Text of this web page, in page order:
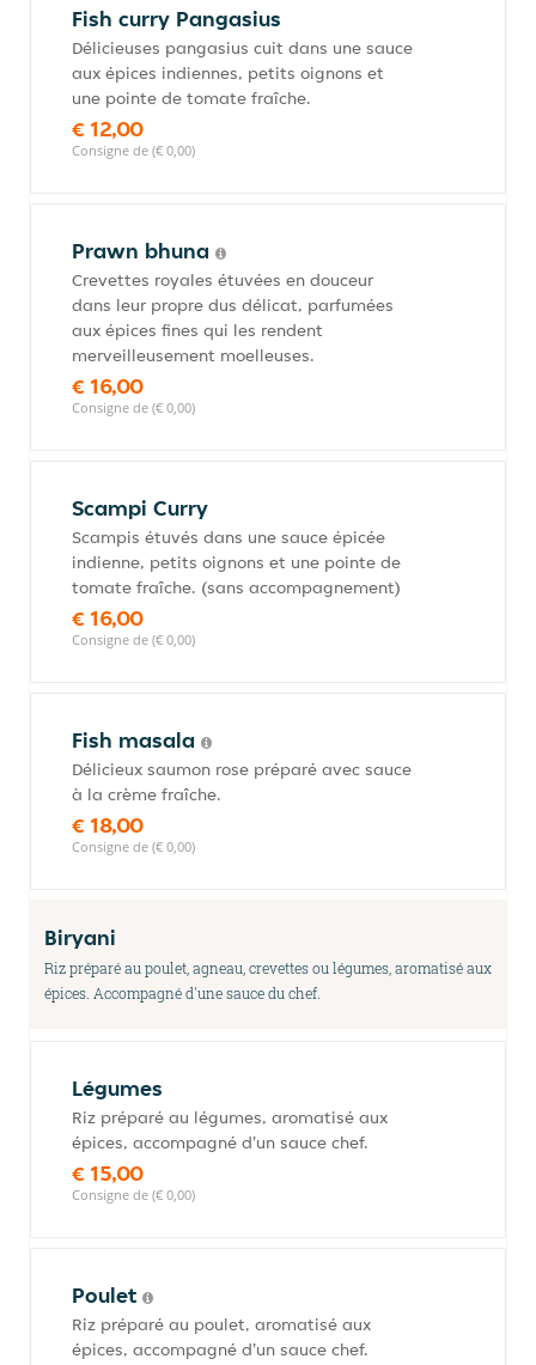
Fish curry Pangasius
Délicieuses pangasius cuit dans une sauce
aux épices indiennes, petits oignons et
une pointe de tomate fraîche.
€ 12,00
Consigne de (€ 0,00)
Prawn bhuna
Crevettes royales étuvées en douceur
dans leur propre dus délicat, parfumées
aux épices fines qui les rendent
merveilleusement moelleuses.
€ 16,00
Consigne de (€ 0,00)
Scampi Curry
Scampis étuvés dans une sauce épicée
indienne, petits oignons et une pointe de
tomate fraîche. (sans accompagnement)
€ 16,00
Consigne de (€ 0,00)
Fish masala
Délicieux saumon rose préparé avec sauce
à la crème fraîche.
€ 18,00
Consigne de (€ 0,00)
Biryani
Riz préparé au poulet, agneau, crevettes ou légumes, aromatisé aux
épices. Accompagné d'une sauce du chef.
Légumes
Riz préparé au légumes, aromatisé aux
épices, accompagné d'un sauce chef.
€ 15,00
Consigne de (€ 0,00)
Poulet
Riz préparé au poulet, aromatisé aux
épices, accompagné d'un sauce chef.